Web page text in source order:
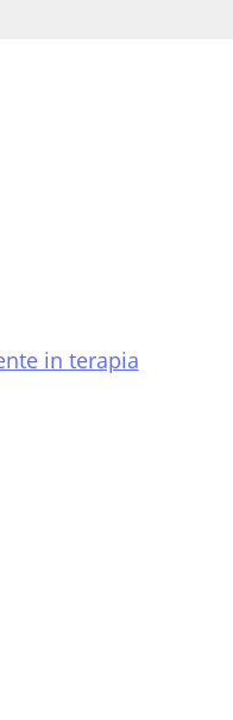
in terapia